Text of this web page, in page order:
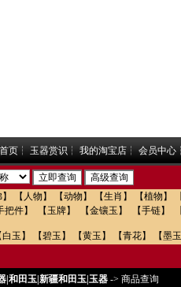
页 ┆ 玉器赏识 ┆ 我的淘宝店 ┆ 会员中心
【人物】 【动物】 【生肖】 【植物】
把件】 【玉牌】 【金镶玉】 【手链】
白玉】 【碧玉】 【黄玉】 【青花】 【墨
|和田玉|新疆和田玉|玉器 -> 商品查询